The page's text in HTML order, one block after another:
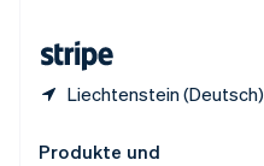
Liechtenstein (Deutsch)
Produkte und